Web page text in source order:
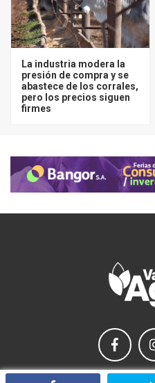
La industria modera la
presión de compra y se
abastece de los corrales,
pero los precios siguen
firmes